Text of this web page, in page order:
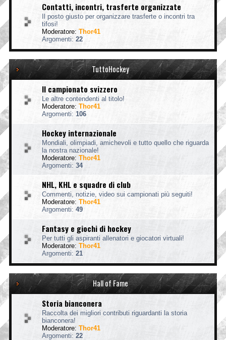
Contatti, incontri, trasferte organizzate
Il posto giusto per organizzare trasferte o incontri tra
tifosi!
Moderatore: Thor41
Argomenti: 22
TuttoHockey
Il campionato svizzero
Le altre contendenti al titolo!
Moderatore: Thor41
Argomenti: 106
Hockey internazionale
Mondiali, olimpiadi, amichevoli e tutto quello che riguarda
la nostra nazionale!
Moderatore: Thor41
Argomenti: 34
NHL, KHL e squadre di club
Commenti, notizie, video sui campionati più seguiti!
Moderatore: Thor41
Argomenti: 49
Fantasy e giochi di hockey
Per tutti gli aspiranti allenatori e giocatori virtuali!
Moderatore: Thor41
Argomenti: 21
Hall of Fame
Storia bianconera
Raccolta dei migliori contributi riguardanti la storia
bianconera!
Moderatore: Thor41
Argomenti: 22